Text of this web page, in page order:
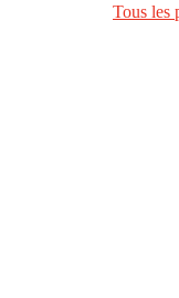
Tous les